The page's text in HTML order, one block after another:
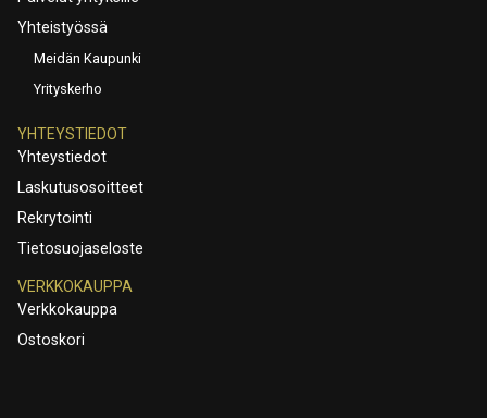
Yhteistyössä
Meidän Kaupunki
Yrityskerho
YHTEYSTIEDOT
Yhteystiedot
Laskutusosoitteet
Rekrytointi
Tietosuojaseloste
VERKKOKAUPPA
Verkkokauppa
Ostoskori